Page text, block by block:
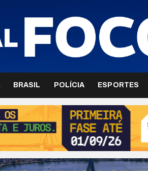
BRASIL POLÍCIA ESPORTES